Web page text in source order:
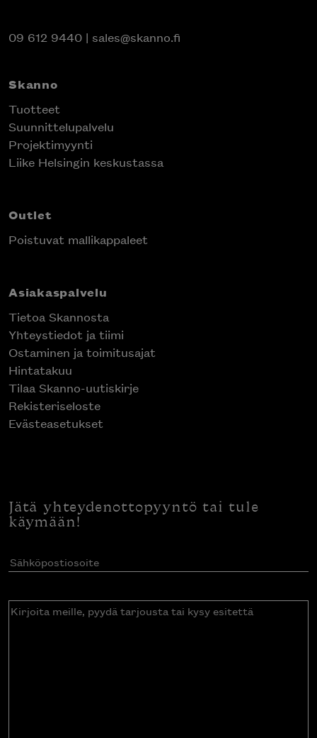
09 612 9440 | sales@skanno.fi
Skanno
Tuotteet
Suunnittelupalvelu
Projektimyynti
Liike Helsingin keskustassa
Outlet
Poistuvat mallikappaleet
Asiakaspalvelu
Tietoa Skannosta
Yhteystiedot ja tiimi
Ostaminen ja toimitusajat
Hintatakuu
Tilaa Skanno-uutiskirje
Rekisteriseloste
Evästeasetukset
Jätä yhteydenottopyyntö tai tule
käymään!
Sähköpostiosoite(Pakollinen)
Kirjoita